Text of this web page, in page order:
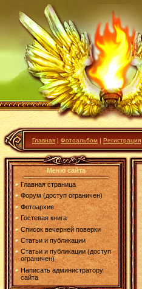
Главная | Фотоальбом | Регистрация
Меню сайта
Главная страница
Форум (доступ ограничен)
Фотоархив
Гостевая книга
Список вечерней поверки
Статьи и публикации
Статьи и публикации (доступ
ограничен)
Написать администратору
сайта